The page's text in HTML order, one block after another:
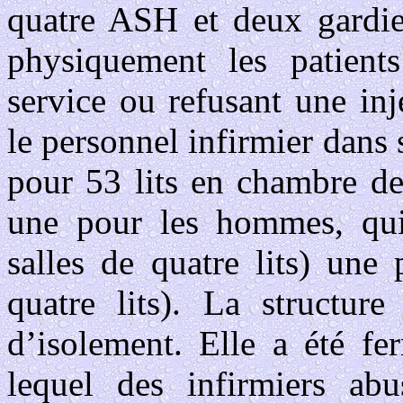
quatre ASH et deux
physiquement les
service ou refusant une
le personnel infirmier dans
pour 53 lits en chambre
une pour les hommes,
salles de quatre lits) une
quatre lits). La structure
d’isolement. Elle a été
lequel des infirmiers